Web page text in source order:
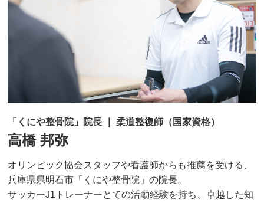
「くにや整骨院」院長 ｜ 柔道整復師（国家資格）
高橋 邦弥
オリンピック協会スタッフや看護師からも推薦を受ける、
兵庫県県明石市「くにや整骨院」の院長。
サッカーJ1トレーナーとての活動経験を持ち、卓越した知